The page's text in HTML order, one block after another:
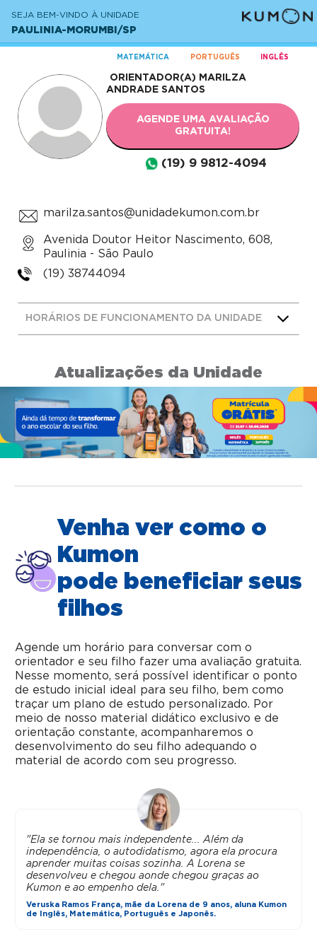
SEJA BEM-VINDO À UNIDADE
PAULINIA-MORUMBI/SP
MATEMÁTICA PORTUGUÊS INGLÊS
ORIENTADOR(A) MARILZA
ANDRADE SANTOS
AGENDE UMA AVALIAÇÃO
GRATUITA!
(19) 9 9812-4094
marilza.santos@unidadekumon.com.br
Avenida Doutor Heitor Nascimento, 608,
Paulinia - São Paulo
(19) 38744094
HORÁRIOS DE FUNCIONAMENTO DA UNIDADE
Atualizações da Unidade
Venha ver como o
Kumon
pode beneficiar seus
filhos
Agende um horário para conversar com o
orientador e seu filho fazer uma avaliação gratuita.
Nesse momento, será possível identificar o ponto
de estudo inicial ideal para seu filho, bem como
traçar um plano de estudo personalizado. Por
meio de nosso material didático exclusivo e de
orientação constante, acompanharemos o
desenvolvimento do seu filho adequando o
material de acordo com seu progresso.
"Ela se tornou mais independente... Além da
independência, o autodidatismo, agora ela procura
aprender muitas coisas sozinha. A Lorena se
desenvolveu e chegou aonde chegou graças ao
Kumon e ao empenho dela."
Veruska Ramos França, mãe da Lorena de 9 anos, aluna Kumon
de Inglês, Matemática, Português e Japonês.